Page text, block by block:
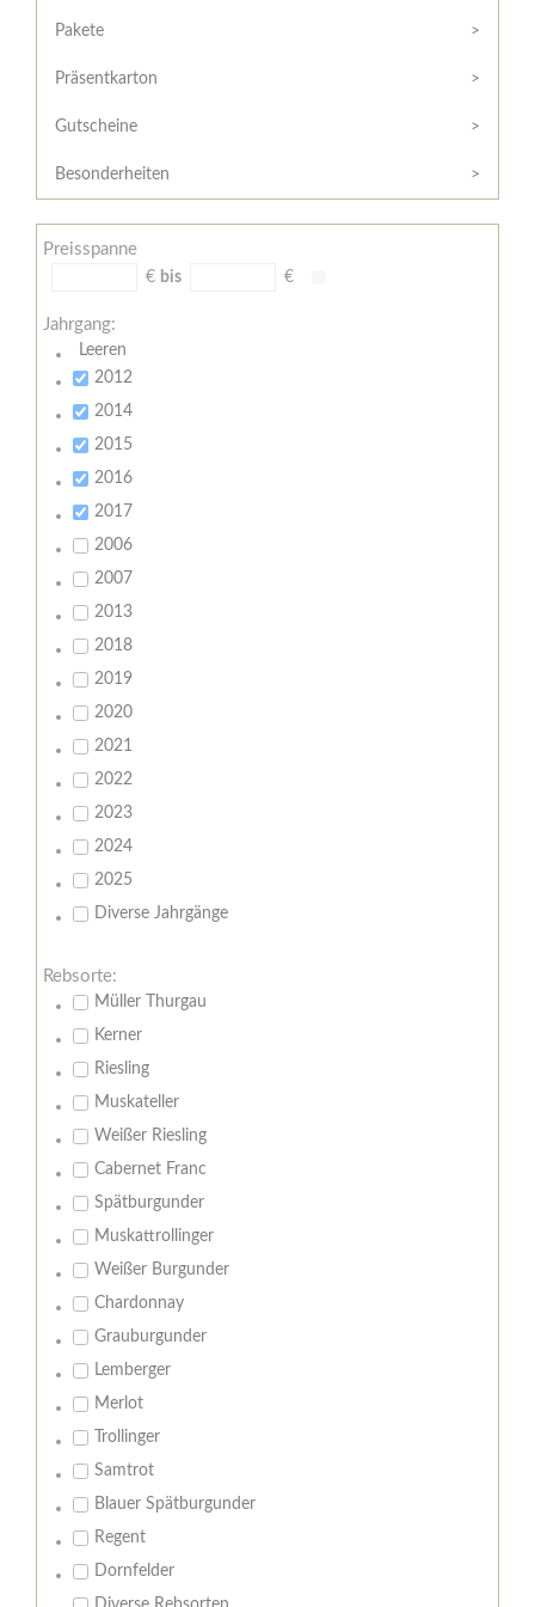
/
Widerrufsformular
AGB
Zahlungsbedingungen
Meine
Pakete
Präsentkarton
Gutscheine
Besonderheiten
Preisspanne
€ bis €
Jahrgang:
Leeren
2012
2014
2015
2016
2017
2006
2007
2013
2018
2019
2020
2021
2022
2023
2024
2025
Diverse Jahrgänge
Rebsorte:
Müller Thurgau
Kerner
Riesling
Muskateller
Weißer Riesling
Cabernet Franc
Spätburgunder
Muskattrollinger
Weißer Burgunder
Chardonnay
Grauburgunder
Lemberger
Merlot
Trollinger
Samtrot
Blauer Spätburgunder
Regent
Dornfelder